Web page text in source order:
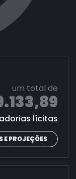
um total de
lícitas
E PROJEÇÕES